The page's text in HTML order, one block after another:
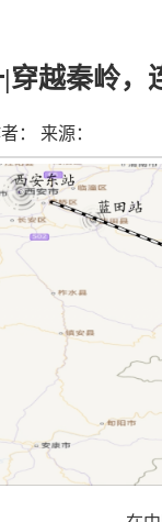
穿越秦岭，
： 来源：